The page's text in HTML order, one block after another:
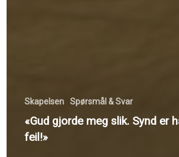
Skapelsen Spørsmål & Svar
«Gud gjorde meg slik. Synd er
feil!»